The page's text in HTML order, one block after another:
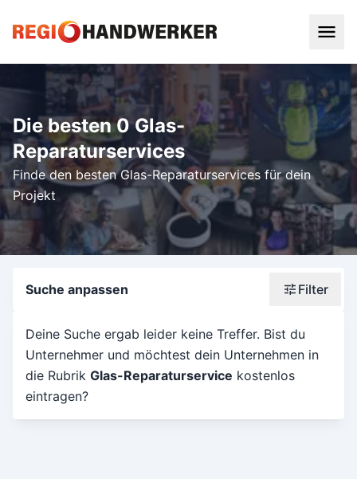
Die besten 0 Glas-
Reparaturservices
Finde den besten Glas-Reparaturservices für dein
Projekt
Suche anpassen Filter
Wonach suchst du?
Stadt oder Postleitzahl
Umkreis in Km
5 10 15 20 25 30
Deine Suche ergab leider keine Treffer. Bist du
Unternehmer und möchtest dein Unternehmen in
die Rubrik Glas-Reparaturservice kostenlos
eintragen?